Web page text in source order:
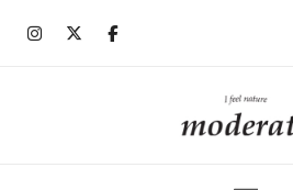
ホ
ー